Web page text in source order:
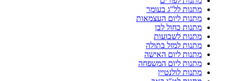
מתנות לל"ג בעומר
מתנות ליום העצמאות
מתנות כחול לבן
מתנות לשבועות
מתנות למזל בתולה
מתנות ליום האישה
מתנות ליום המשפחה
מתנות לולנטיין